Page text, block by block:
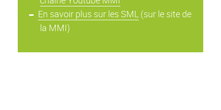
En savoir plus sur les SML(sur le site de
la MMI)